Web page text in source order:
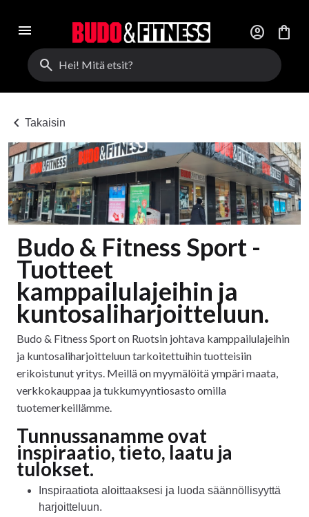
menu account_circle
shopping_bag
search
chevron_left Takaisin
Budo & Fitness Sport -
Tuotteet
kamppailulajeihin ja
kuntosaliharjoitteluun.
Budo & Fitness Sport on Ruotsin johtava kamppailulajeihin
ja kuntosaliharjoitteluun tarkoitettuihin tuotteisiin
erikoistunut yritys. Meillä on myymälöitä ympäri maata,
verkkokauppaa ja tukkumyyntiosasto omilla
tuotemerkeillämme.
Tunnussanamme ovat
inspiraatio, tieto, laatu ja
tulokset.
Inspiraatiota aloittaaksesi ja luoda säännöllisyyttä
harjoitteluun.